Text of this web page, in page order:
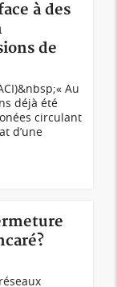
à des
de
Au
déjà été
circulant
d’une